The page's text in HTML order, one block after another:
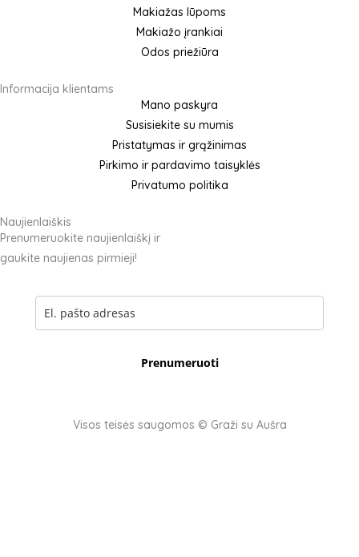
Makiažas lūpoms
Makiažo įrankiai
Odos priežiūra
Informacija klientams
Mano paskyra
Susisiekite su mumis
Pristatymas ir grąžinimas
Pirkimo ir pardavimo taisyklės
Privatumo politika
Naujienlaiškis
Prenumeruokite naujienlaiškį ir
gaukite naujienas pirmieji!
Prenumeruoti
Visos teisės saugomos © Graži su Aušra